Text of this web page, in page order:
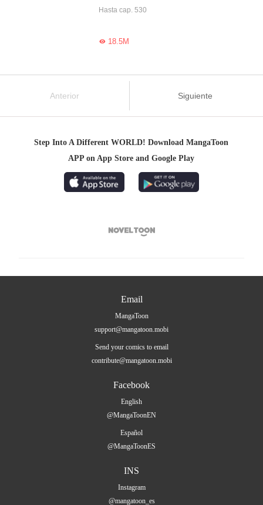
Hasta cap. 530
18.5M
Anterior Siguiente
Step Into A Different WORLD! Download MangaToon
APP on App Store and Google Play

Email
MangaToon
support@mangatoon.mobi
Send your comics to email
contribute@mangatoon.mobi
Facebook
English
@MangaToonEN
Español
@MangaToonES
INS
Instagram
@mangatoon_es